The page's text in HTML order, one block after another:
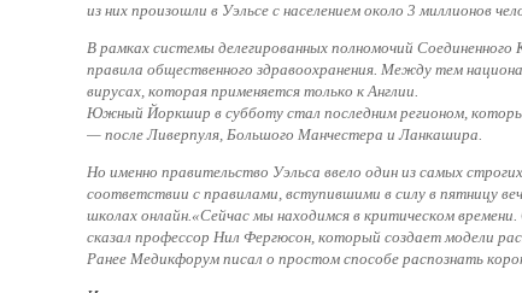
из них произошли в Уэльсе с населением около 3 миллионов
В рамках системы делегированных полномочий
правила общественного здравоохранения. Между тем
вирусах, которая применяется только к Англии.
Южный Йоркшир в субботу стал последним регионом,
— после Ливерпуля, Большого Манчестера и Ланкашира.
Но именно правительство Уэльса ввело один из самых
соответствии с правилами, вступившими в силу в пятницу
школах онлайн.«Сейчас мы находимся в критическом
сказал профессор Нил Фергюсон, который создает модели
Ранее Медикфорум писал о простом способе распознать